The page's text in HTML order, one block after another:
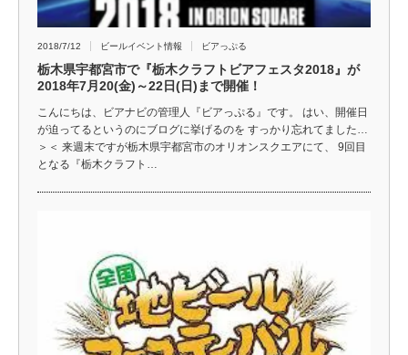
2018/7/12 ビールイベント情報 ビアっぷる
栃木県宇都宮市で『栃木クラフトビアフェスタ2018』が
2018年7月20(金)～22日(日)まで開催！
こんにちは、ビアナビの管理人『ビアっぷる』です。 はい、開催日
が迫ってるというのにブログに挙げるのを すっかり忘れてました…
＞＜ 来週末ですが栃木県宇都宮市のオリオンスクエアにて、 9回目
となる『栃木クラフト…